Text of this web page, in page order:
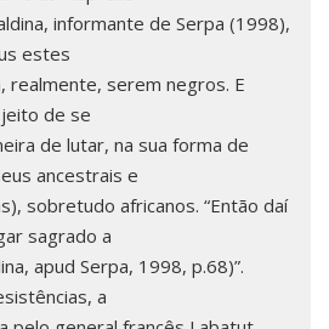
informante de Serpa (1998),
estes
realmente, serem negros. E
de se
de lutar, na sua forma de
ancestrais e
sobretudo africanos. “Então daí
sagrado a
apud Serpa, 1998, p.68)”.
a